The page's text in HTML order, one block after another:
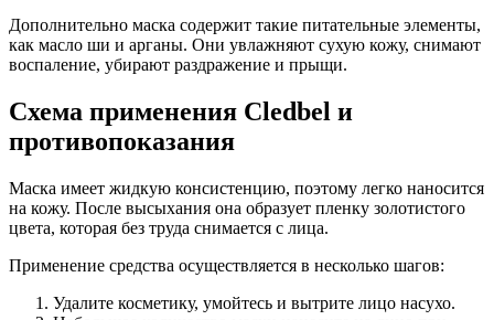
Дополнительно маска содержит такие питательные элементы,
как масло ши и арганы. Они увлажняют сухую кожу, снимают
воспаление, убирают раздражение и прыщи.
Схема применения Cledbel и
противопоказания
Маска имеет жидкую консистенцию, поэтому легко наносится
на кожу. После высыхания она образует пленку золотистого
цвета, которая без труда снимается с лица.
Применение средства осуществляется в несколько шагов:
Удалите косметику, умойтесь и вытрите лицо насухо.